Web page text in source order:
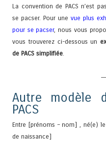
La convention de PACS n’est
se pacser. Pour une vue plus
pour se pacser, nous vous
vous trouverez ci-dessous un
de PACS simplifiée
Autre modèle
PACS
Entre [prénoms – nom] , né(e)
de naissance]